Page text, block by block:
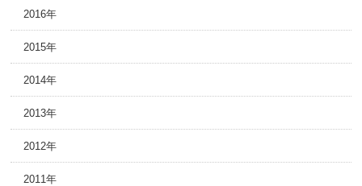
2016年
2015年
2014年
2013年
2012年
2011年